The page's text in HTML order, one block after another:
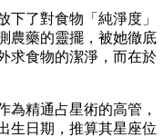
下了對食物「純淨度」
農藥的靈擺，被她徹底
求食物的潔淨，而在於
為精通占星術的高管，
生日期，推算其星座位